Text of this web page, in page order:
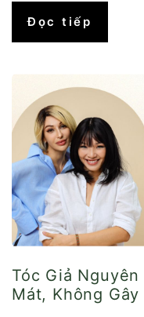
Đọc tiếp
Tóc Giả
Mát, Không